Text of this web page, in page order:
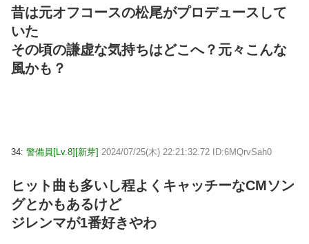
昔は元オフコースの松尾がプロデュースして
いた
その頃の謙虚な気持ちはどこへ？元々こんな
風かも？
34: 警備員[Lv.8][新芽] 2024/07/25(木) 22:21:32.72 ID:6MQrvSah0
ヒット曲も多いし程よくキャッチーなCMソン
グとかもあるけど
ジレンマが1番好きやわ